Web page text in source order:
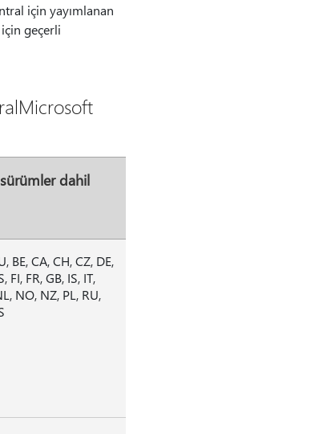
için yayımlanan
geçerli
dahil
BE, CA, CH, CZ, DE,
FI, FR, GB, IS, IT,
NO, NZ, PL, RU,